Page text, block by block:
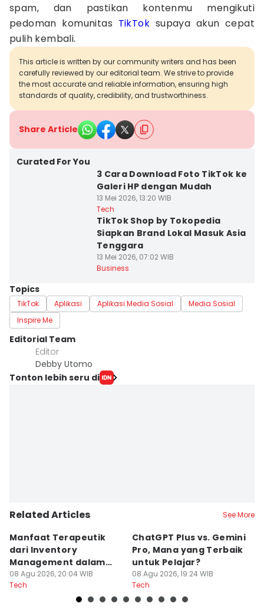
spam, dan pastikan kontenmu mengikuti
pedoman komunitas TikTok supaya akun cepat
pulih kembali.
This article is written by our community writers and has been
carefully reviewed by our editorial team. We strive to provide
the most accurate and reliable information, ensuring high
standards of quality, credibility, and trustworthiness.
Share Article
Curated For You
3 Cara Download Foto TikTok ke
Galeri HP dengan Mudah
13 Mei 2026, 13:20 WIB
Tech
TikTok Shop by Tokopedia
Siapkan Brand Lokal Masuk Asia
Tenggara
13 Mei 2026, 07:02 WIB
Business
Topics
TikTok Aplikasi Aplikasi Media Sosial
Media Sosial
Inspire Me
Editorial Team
Editor
Debby Utomo
Tonton lebih seru di
Related Articles See More
Manfaat Terapeutik
dari Inventory
Management dalam
Cozy Game
08 Agu 2026, 20:04 WIB
Tech
ChatGPT Plus vs. Gemini
Pro, Mana yang Terbaik
untuk Pelajar?
08 Agu 2026, 19:24 WIB
Tech